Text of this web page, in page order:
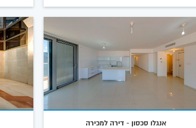
אנגלו סכסון - דירה למכירה